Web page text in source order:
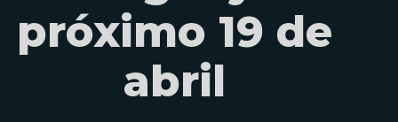
próximo 19 de
abril